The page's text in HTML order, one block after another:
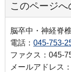
このページ
脳卒中・神経脊
電話： 045-753-
ファクス：045-
メールアドレス：